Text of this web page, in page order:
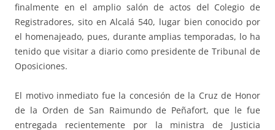
finalmente en el amplio salón de actos del Colegio de
Registradores, sito en Alcalá 540, lugar bien conocido por
el homenajeado, pues, durante amplias temporadas, lo ha
tenido que visitar a diario como presidente de Tribunal de
Oposiciones.
El motivo inmediato fue la concesión de la Cruz de Honor
de la Orden de San Raimundo de Peñafort, que le fue
entregada recientemente por la ministra de Justicia